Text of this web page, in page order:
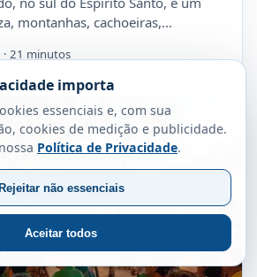
montanhas, cachoeiras,…
21 minutos
importa
essenciais e, com sua
cookies de medição e publicidade.
Política de Privacidade.
Aceitar todos
não essenciais